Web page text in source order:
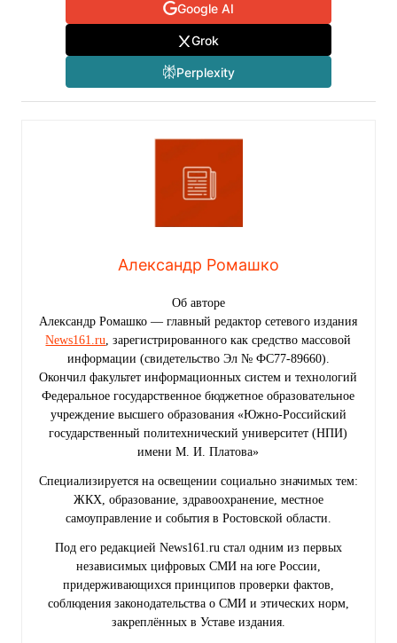
Google AI
Grok
Perplexity
Александр Ромашко
Об авторе
Александр Ромашко — главный редактор сетевого издания
News161.ru, зарегистрированного как средство массовой
информации (свидетельство Эл № ФС77-89660).
Окончил факультет информационных систем и технологий
Федеральное государственное бюджетное образовательное
учреждение высшего образования «Южно-Российский
государственный политехнический университет (НПИ)
имени М. И. Платова»
Специализируется на освещении социально значимых тем:
ЖКХ, образование, здравоохранение, местное
самоуправление и события в Ростовской области.
Под его редакцией News161.ru стал одним из первых
независимых цифровых СМИ на юге России,
придерживающихся принципов проверки фактов,
соблюдения законодательства о СМИ и этических норм,
закреплённых в Уставе издания.